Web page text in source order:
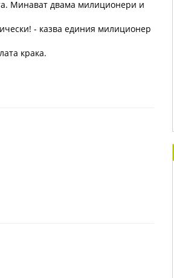
Минават двама милиционери и
- казва единия милиционер
крака.